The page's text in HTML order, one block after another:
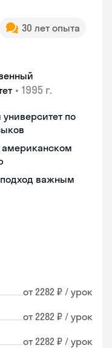
30 лет опыта
• 1995 г.
по
американском
важным
от 2282 ₽ / урок
от 2282 ₽ / урок
от 2282 ₽ / урок